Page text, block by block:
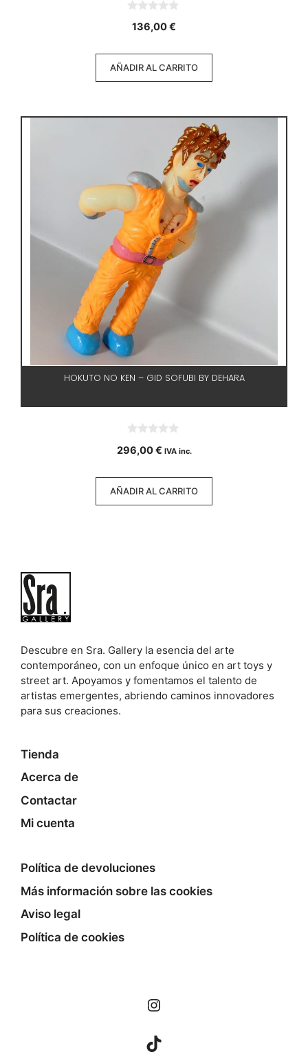
d136,00€
AÑADIR AL CARRITO
HOKUTO NO KEN – GID SOFUBI BY DEHARA
d
296,00€ IVA inc.
AÑADIR AL CARRITO
Descubre en Sra. Gallery la esencia del arte
contemporáneo, con un enfoque único en art toys y
street art. Apoyamos y fomentamos el talento de
artistas emergentes, abriendo caminos innovadores
para sus creaciones.
Tienda
Acerca de
Contactar
Mi cuenta
Política de devoluciones
Más información sobre las cookies
Aviso legal
Política de cookies
Instagram
TikTok